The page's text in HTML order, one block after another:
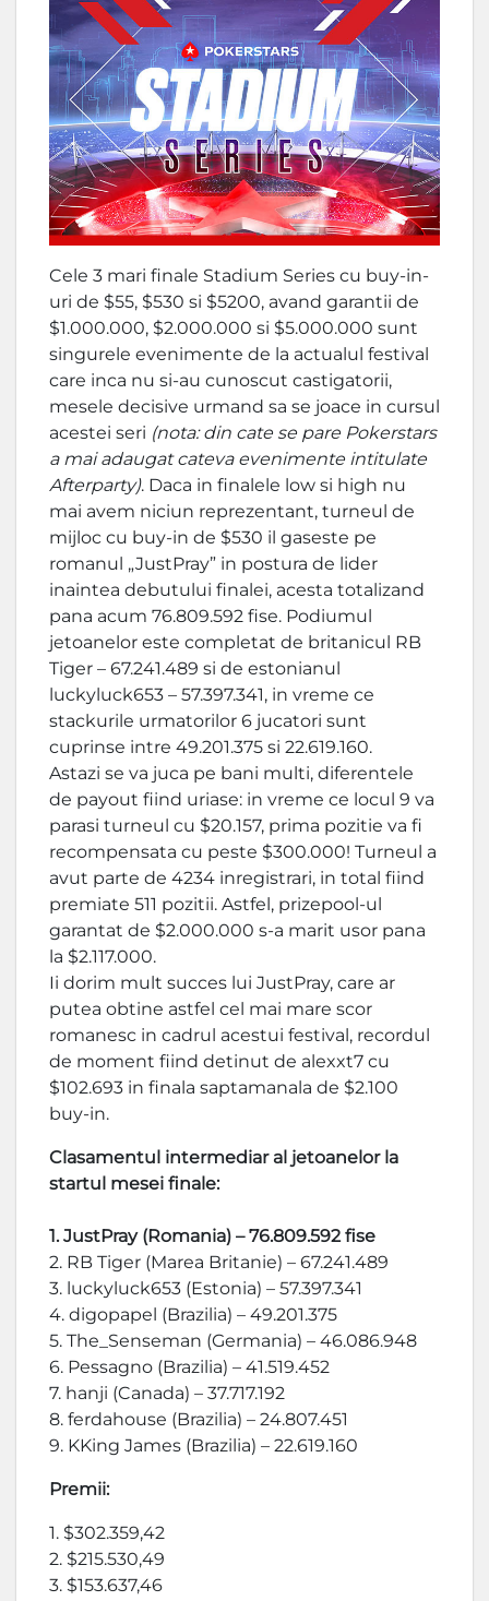
Cele 3 mari finale Stadium Series cu buy-in-
uri de $55, $530 si $5200, avand garantii de
$1.000.000, $2.000.000 si $5.000.000 sunt
singurele evenimente de la actualul festival
care inca nu si-au cunoscut castigatorii,
mesele decisive urmand sa se joace in cursul
acestei seri (nota: din cate se pare Pokerstars
a mai adaugat cateva evenimente intitulate
Afterparty). Daca in finalele low si high nu
mai avem niciun reprezentant, turneul de
mijloc cu buy-in de $530 il gaseste pe
romanul „JustPray” in postura de lider
inaintea debutului finalei, acesta totalizand
pana acum 76.809.592 fise. Podiumul
jetoanelor este completat de britanicul RB
Tiger – 67.241.489 si de estonianul
luckyluck653 – 57.397.341, in vreme ce
stackurile urmatorilor 6 jucatori sunt
cuprinse intre 49.201.375 si 22.619.160.
Astazi se va juca pe bani multi, diferentele
de payout fiind uriase: in vreme ce locul 9 va
parasi turneul cu $20.157, prima pozitie va fi
recompensata cu peste $300.000! Turneul a
avut parte de 4234 inregistrari, in total fiind
premiate 511 pozitii. Astfel, prizepool-ul
garantat de $2.000.000 s-a marit usor pana
la $2.117.000.
Ii dorim mult succes lui JustPray, care ar
putea obtine astfel cel mai mare scor
romanesc in cadrul acestui festival, recordul
de moment fiind detinut de alexxt7 cu
$102.693 in finala saptamanala de $2.100
buy-in.
Clasamentul intermediar al jetoanelor la
startul mesei finale:
1. JustPray (Romania) – 76.809.592 fise
2. RB Tiger (Marea Britanie) – 67.241.489
3. luckyluck653 (Estonia) – 57.397.341
4. digopapel (Brazilia) – 49.201.375
5. The_Senseman (Germania) – 46.086.948
6. Pessagno (Brazilia) – 41.519.452
7. hanji (Canada) – 37.717.192
8. ferdahouse (Brazilia) – 24.807.451
9. KKing James (Brazilia) – 22.619.160
Premii:
1. $302.359,42
2. $215.530,49
3. $153.637,46